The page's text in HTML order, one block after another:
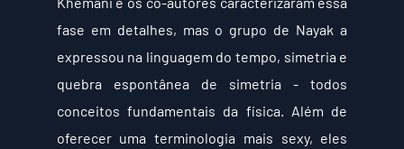
fase em detalhes, mas o grupo de Nayak a
expressou na linguagem do tempo, simetria e
quebra espontânea de simetria - todos
conceitos fundamentais da física. Além de
oferecer uma terminologia mais sexy, eles